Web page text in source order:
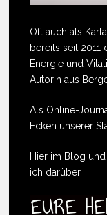
Oft auch als
bereits seit
Energie und
Autorin aus
Als Online-
Ecken unserer
Hier im Blog
ich darüber.